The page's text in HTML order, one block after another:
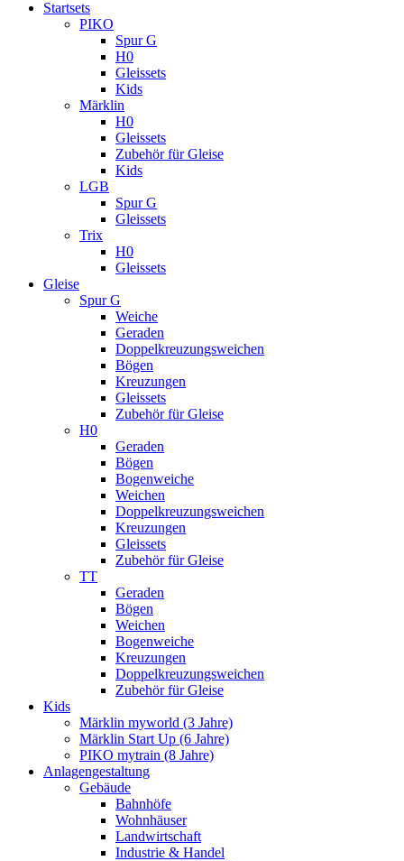
Startsets
PIKO
Spur G
H0
Gleissets
Kids
Märklin
H0
Gleissets
Zubehör für Gleise
Kids
LGB
Spur G
Gleissets
Trix
H0
Gleissets
Gleise
Spur G
Weiche
Geraden
Doppelkreuzungsweichen
Bögen
Kreuzungen
Gleissets
Zubehör für Gleise
H0
Geraden
Bögen
Bogenweiche
Weichen
Doppelkreuzungsweichen
Kreuzungen
Gleissets
Zubehör für Gleise
TT
Geraden
Bögen
Weichen
Bogenweiche
Kreuzungen
Doppelkreuzungsweichen
Zubehör für Gleise
Kids
Märklin myworld (3 Jahre)
Märklin Start Up (6 Jahre)
PIKO mytrain (8 Jahre)
Anlagengestaltung
Gebäude
Bahnhöfe
Wohnhäuser
Landwirtschaft
Industrie & Handel